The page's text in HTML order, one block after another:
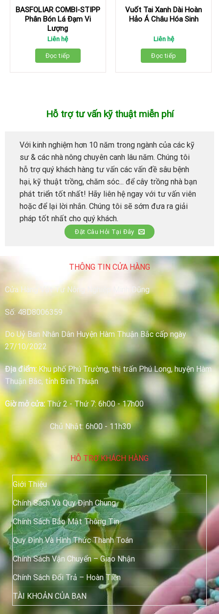
BASFOLIAR COMBI-STIPP
Phân Bón Lá Đạm Vi
Lượng
Liên hệ
Đọc tiếp
Vuốt Tai Xanh Dài Hoàn
Hảo Á Châu Hóa Sinh
Liên hệ
Đọc tiếp
Hỗ trợ tư vấn kỹ thuật miễn phí
Với kinh nghiệm hơn 10 năm trong ngành của các kỹ
sư & các nhà nông chuyên canh lâu năm. Chúng tôi
hỗ trợ quý khách hàng tư vấn các vấn đề sâu bệnh
hại, kỹ thuật trồng, chăm sóc... để cây trồng nhà bạn
phát triển tốt nhất! Hãy liên hệ ngay với tư vấn viên
hoặc để lại lời nhắn. Chúng tôi sẽ sớm đưa ra giải
pháp tốt nhất cho quý khách.
Đặt Câu Hỏi Tại Đây
THÔNG TIN CỬA HÀNG
Cửa Hàng Vật Tư Nông Nghiệp Minh Dũng
Số: 48D8006359
Do Uỷ Ban Nhân Dân Huyện Hàm Thuận Bắc cấp ngày
27/10/2022
Địa điểm:Khu phố Phú Trường, thị trấn Phú Long, huyện Hàm
Thuận Bắc, tỉnh Bình Thuận
Giờ mở cửa: Thứ 2 - Thứ 7: 6h00 - 17h00
Chủ Nhật: 6h00 - 11h30
HỖ TRỢ KHÁCH HÀNG
Giới Thiệu
Chính Sách Và Quy Định Chung
Chính Sách Bảo Mật Thông Tin
Quy Định Và Hình Thức Thanh Toán
Chính Sách Vận Chuyển – Giao Nhận
Chính Sách Đổi Trả – Hoàn Tiền
TÀI KHOẢN CỦA BẠN